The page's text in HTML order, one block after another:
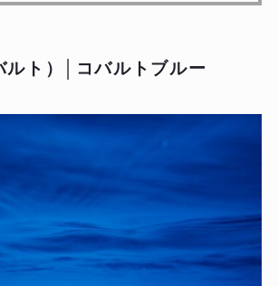
ト）│コバルトブルー